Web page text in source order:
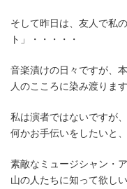
そして昨日は、友人で私
ト」・・・・・
音楽漬けの日々ですが、
人のこころに染み渡ります
私は演者ではないですが
何かお手伝いをしたいと
素敵なミュージシャン・
山の人たちに知って欲しい